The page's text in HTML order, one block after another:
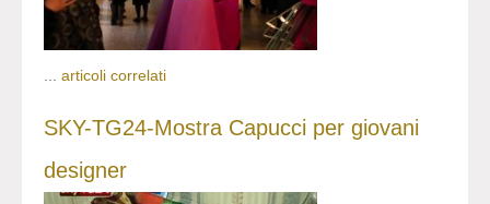
articoli correlati
SKY-TG24-Mostra Capucci per giovani
designer